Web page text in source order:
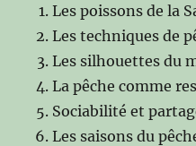
Les poissons de la
Les techniques de
Les silhouettes du
La pêche comme
Sociabilité et
Les saisons du